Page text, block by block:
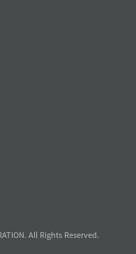
All Rights Reserved.